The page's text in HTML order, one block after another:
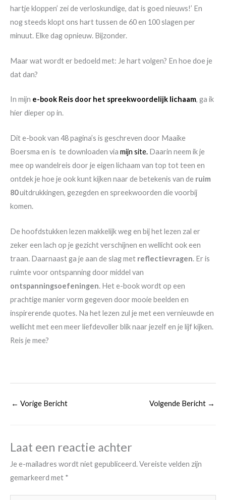
hartje kloppen’ zei de verloskundige, dat is goed nieuws!’ En
nog steeds klopt ons hart tussen de 60 en 100 slagen per
minuut. Elke dag opnieuw. Bijzonder.
Maar wat wordt er bedoeld met: Je hart volgen? En hoe doe je
dat dan?
In mijn e-book Reis door het spreekwoordelijk lichaam, ga ik
hier dieper op in.
Dit e-book van 48 pagina’s is geschreven door Maaike
Boersma en is te downloaden via mijn site. Daarin neem ik je
mee op wandelreis door je eigen lichaam van top tot teen en
ontdek je hoe je ook kunt kijken naar de betekenis van de ruim
80uitdrukkingen, gezegden en spreekwoorden die voorbij
komen.
De hoofdstukken lezen makkelijk weg en bij het lezen zal er
zeker een lach op je gezicht verschijnen en wellicht ook een
traan. Daarnaast ga je aan de slag met reflectievragen. Er is
ruimte voor ontspanning door middel van
ontspanningsoefeningen. Het e-book wordt op een
prachtige manier vorm gegeven door mooie beelden en
inspirerende quotes. Na het lezen zul je met een vernieuwde en
wellicht met een meer liefdevoller blik naar jezelf en je lijf kijken.
Reis je mee?
← Vorige Bericht Volgende Bericht →
Laat een reactie achter
Je e-mailadres wordt niet gepubliceerd.Vereiste velden zijn
gemarkeerd met *